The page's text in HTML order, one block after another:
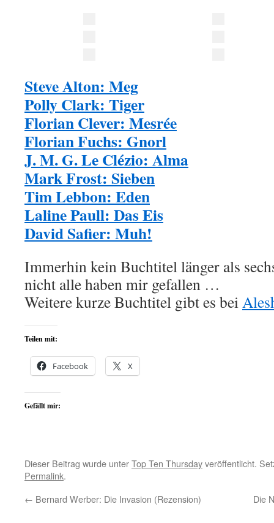
Steve Alton: Meg
Polly Clark: Tiger
Florian Clever: Mesrée
Florian Fuchs: Gnorl
J. M. G. Le Clézio: Alma
Mark Frost: Sieben
Tim Lebbon: Eden
Laline Paull: Das Eis
David Safier: Muh!
Immerhin kein Buchtitel länger als
nicht alle haben mir gefallen …
Weitere kurze Buchtitel gibt es bei
Teilen mit:
Facebook X
Gefällt mir:
Dieser Beitrag wurde unterTop Ten Thursdayveröffentlicht.
Permalink.
← Bernard Werber: Die Invasion (Rezension) Die